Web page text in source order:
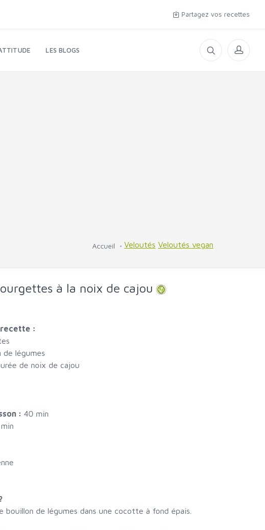
Partagez vos recettes
LES BLOGS
Accueil Veloutés Veloutés vegan
à la noix de cajou
recette :
de légumes
de noix de cajou
: 40 min
min
bouillon de légumes dans une cocotte à fond épais.